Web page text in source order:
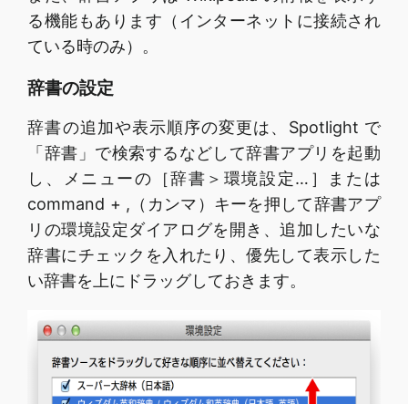
る機能もあります（インターネットに接続され
ている時のみ）。
辞書の設定
辞書の追加や表示順序の変更は、Spotlight で
「辞書」で検索するなどして辞書アプリを起動
し、メニューの［辞書＞環境設定…］または
command + ,（カンマ）キーを押して辞書アプ
リの環境設定ダイアログを開き、追加したいな
辞書にチェックを入れたり、優先して表示した
い辞書を上にドラッグしておきます。